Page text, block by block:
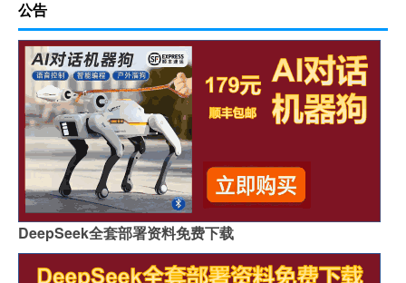
公告
DeepSeek全套部署资料免费下载